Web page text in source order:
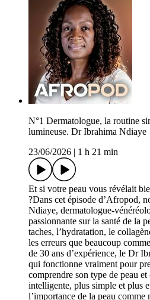
N°1 Dermatologue, la routine
lumineuse. Dr Ibrahima Ndiaye
23/06/2026
1 h 21 min
Et si votre peau vous révélait
?Dans cet épisode d’Afropod,
Ndiaye, dermatologue-
passionnante sur la santé de la
taches, l’hydratation, le
les erreurs que beaucoup
de 30 ans d’expérience, le Dr
qui fonctionne vraiment pour
comprendre son type de peau
intelligente, plus simple et plus
l’importance de la peau comme